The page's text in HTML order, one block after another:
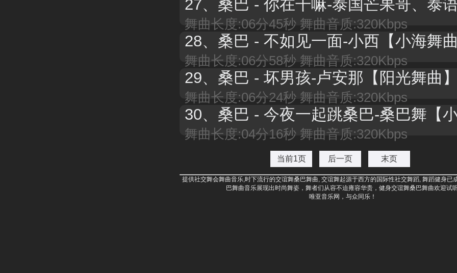
27、 桑巴 - 你在干嘛-泰国芒果哥、泰语版【阳光舞
舞曲长度:06分45秒 舞曲音质:320Kbps
28、 桑巴 - 不如见一面-小西【小海舞曲
舞曲长度:06分58秒 舞曲音质:320Kbps
29、 桑巴 - 坏男孩-卢安那【阳光舞曲】
舞曲长度:06分24秒 舞曲音质:320Kbps
30、 桑巴 - 今夜一起跳桑巴-桑巴舞【小灯舞
舞曲长度:04分16秒 舞曲音质:320Kbps
当前1页 后一页 末页
提供社交舞会舞曲音乐,时下流行的交谊舞桑巴舞曲, 交谊舞起源于西方的国际性社交舞蹈, 舞蹈健身已
巴舞曲音乐展现出时尚舞姿，舞者们从容不迫雍容华贵，健身交谊舞桑巴舞曲欢迎试
唯亚音乐网，与众同乐！